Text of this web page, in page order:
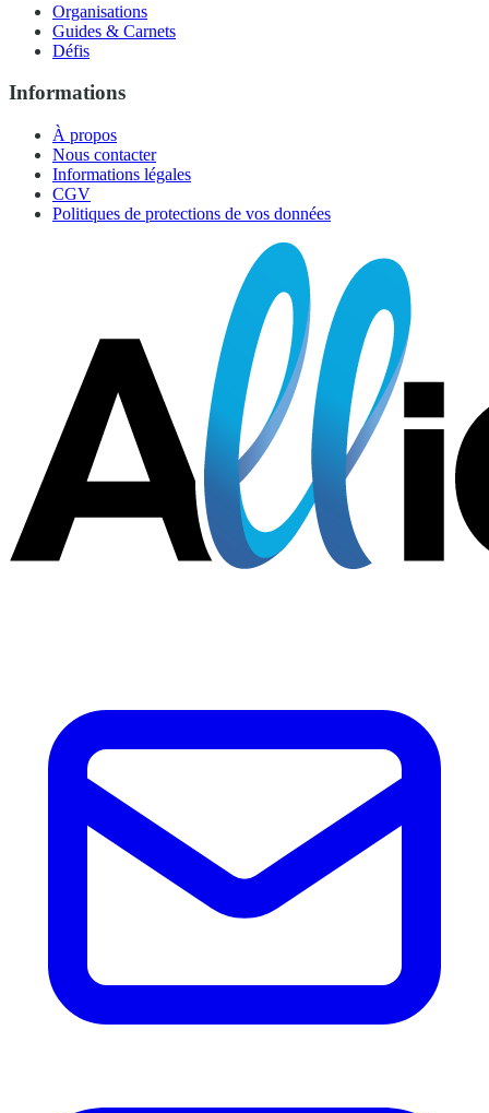
Organisations
Guides & Carnets
Défis
Informations
À propos
Nous contacter
Informations légales
CGV
Politiques de protections de vos données